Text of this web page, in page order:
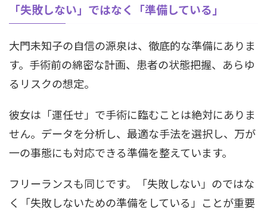
「失敗しない」ではなく「準備している」
大門未知子の自信の源泉は、徹底的な準備にありま
す。手術前の綿密な計画、患者の状態把握、あらゆ
るリスクの想定。
彼女は「運任せ」で手術に臨むことは絶対にありま
せん。データを分析し、最適な手法を選択し、万が
一の事態にも対応できる準備を整えています。
フリーランスも同じです。「失敗しない」のではな
く「失敗しないための準備をしている」ことが重要